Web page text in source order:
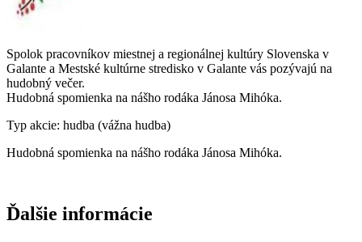
Spolok pracovníkov miestnej a regionálnej kultúry Slovenska v
Galante a Mestské kultúrne stredisko v Galante vás pozývajú na
hudobný večer.
Hudobná spomienka na nášho rodáka Jánosa Mihóka.
Typ akcie: hudba (vážna hudba)
Hudobná spomienka na nášho rodáka Jánosa Mihóka.
Ďalšie informácie